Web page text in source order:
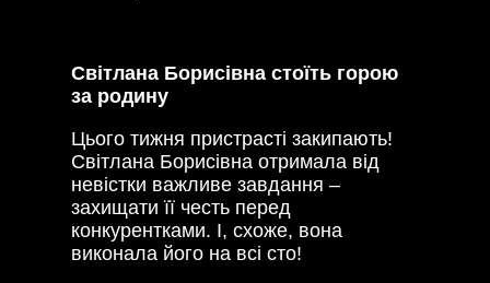
Світлана Борисівна стоїть горою
за родину
Цього тижня пристрасті закипають!
Світлана Борисівна отримала від
невістки важливе завдання –
захищати її честь перед
конкурентками. І, схоже, вона
виконала його на всі сто!